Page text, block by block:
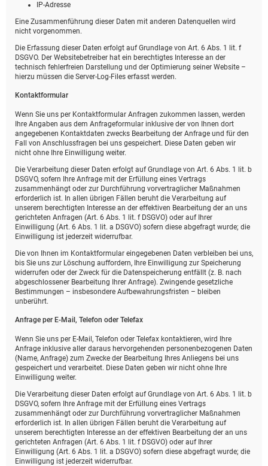
IP-Adresse
Eine Zusammenführung dieser Daten mit anderen Datenquellen wird
nicht vorgenommen.
Die Erfassung dieser Daten erfolgt auf Grundlage von Art. 6 Abs. 1 lit. f
DSGVO. Der Websitebetreiber hat ein berechtigtes Interesse an der
technisch fehlerfreien Darstellung und der Optimierung seiner Website –
hierzu müssen die Server-Log-Files erfasst werden.
Kontaktformular
Wenn Sie uns per Kontaktformular Anfragen zukommen lassen, werden
Ihre Angaben aus dem Anfrageformular inklusive der von Ihnen dort
angegebenen Kontaktdaten zwecks Bearbeitung der Anfrage und für den
Fall von Anschlussfragen bei uns gespeichert. Diese Daten geben wir
nicht ohne Ihre Einwilligung weiter.
Die Verarbeitung dieser Daten erfolgt auf Grundlage von Art. 6 Abs. 1 lit. b
DSGVO, sofern Ihre Anfrage mit der Erfüllung eines Vertrags
zusammenhängt oder zur Durchführung vorvertraglicher Maßnahmen
erforderlich ist. In allen übrigen Fällen beruht die Verarbeitung auf
unserem berechtigten Interesse an der effektiven Bearbeitung der an uns
gerichteten Anfragen (Art. 6 Abs. 1 lit. f DSGVO) oder auf Ihrer
Einwilligung (Art. 6 Abs. 1 lit. a DSGVO) sofern diese abgefragt wurde; die
Einwilligung ist jederzeit widerrufbar.
Die von Ihnen im Kontaktformular eingegebenen Daten verbleiben bei uns,
bis Sie uns zur Löschung auffordern, Ihre Einwilligung zur Speicherung
widerrufen oder der Zweck für die Datenspeicherung entfällt (z. B. nach
abgeschlossener Bearbeitung Ihrer Anfrage). Zwingende gesetzliche
Bestimmungen – insbesondere Aufbewahrungsfristen – bleiben
unberührt.
Anfrage per E-Mail, Telefon oder Telefax
Wenn Sie uns per E-Mail, Telefon oder Telefax kontaktieren, wird Ihre
Anfrage inklusive aller daraus hervorgehenden personenbezogenen Daten
(Name, Anfrage) zum Zwecke der Bearbeitung Ihres Anliegens bei uns
gespeichert und verarbeitet. Diese Daten geben wir nicht ohne Ihre
Einwilligung weiter.
Die Verarbeitung dieser Daten erfolgt auf Grundlage von Art. 6 Abs. 1 lit. b
DSGVO, sofern Ihre Anfrage mit der Erfüllung eines Vertrags
zusammenhängt oder zur Durchführung vorvertraglicher Maßnahmen
erforderlich ist. In allen übrigen Fällen beruht die Verarbeitung auf
unserem berechtigten Interesse an der effektiven Bearbeitung der an uns
gerichteten Anfragen (Art. 6 Abs. 1 lit. f DSGVO) oder auf Ihrer
Einwilligung (Art. 6 Abs. 1 lit. a DSGVO) sofern diese abgefragt wurde; die
Einwilligung ist jederzeit widerrufbar.